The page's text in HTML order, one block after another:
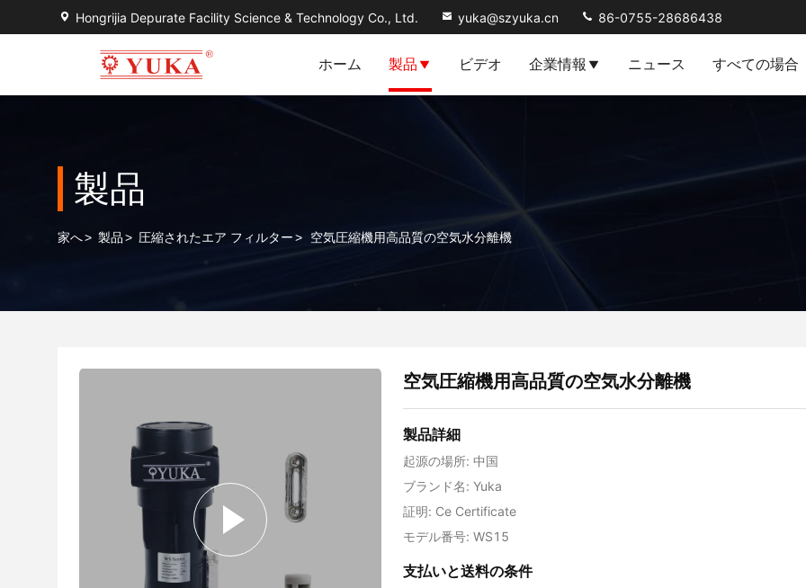
Hongrijia Depurate Facility Science & Technology Co., Ltd. yuka@szyuka.cn 86-0755-28686438
ホーム 製品 ビデオ 企業情報 ニュース すべての場合
製品
家へ> 製品> 圧縮されたエア フィルター> 空気圧縮機用高品質の空気水分離機
空気圧縮機用高品質の空気水分離機
製品詳細
起源の場所: 中国
ブランド名: Yuka
証明: Ce Certificate
モデル番号: WS15
支払いと送料の条件